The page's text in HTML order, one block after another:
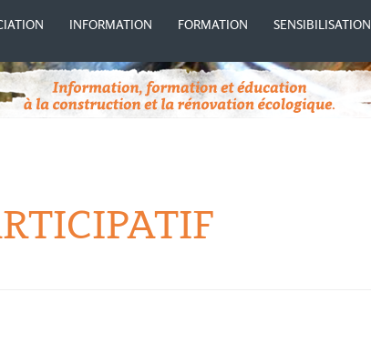
INFORMATION FORMATION SENSIBILISATION